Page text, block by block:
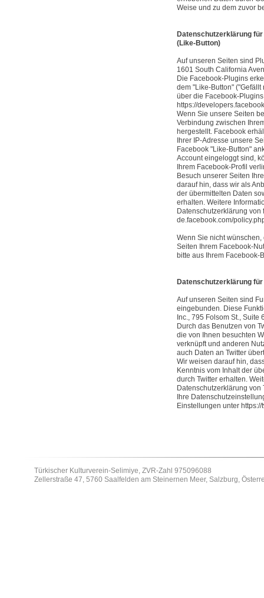
Weise und zu dem zuvor
Datenschutzerklärung
(Like-Button)
Auf unseren Seiten sind
1601 South California
Die Facebook-Plugins
dem "Like-Button"
über die Facebook-
https://
Wenn Sie unsere Seiten
Verbindung zwischen
hergestellt. Facebook
Ihrer IP-Adresse unsere
Facebook "Like-Button"
Account eingeloggt sind,
Ihrem Facebook-Profil
Besuch unserer Seiten
darauf hin, dass wir als
der übermittelten Daten
erhalten. Weitere
Datenschutzerklärung von
de.facebook.com/
Wenn Sie nicht
Seiten Ihrem Facebook-
bitte aus Ihrem Facebook-
Datenschutzerklärung für
Auf unseren Seiten sind
eingebunden. Diese
Inc., 795 Folsom St., Suite
Durch das Benutzen von
die von Ihnen besuchten
verknüpft und anderen
auch Daten an Twitter
Wir weisen darauf hin,
Kenntnis vom Inhalt der
durch Twitter erhalten.
Datenschutzerklärung von
Ihre
Einstellungen unter
Türkischer Kulturverein-Selimiye, ZVR-Zahl 975096088
Zellerstraße 47, 5760 Saalfelden am Steinernen Meer, Salzburg,